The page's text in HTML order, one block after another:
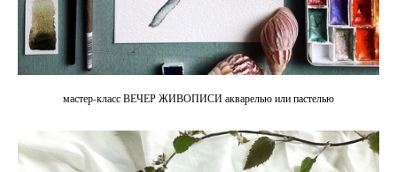
мастер-класс ВЕЧЕР ЖИВОПИСИ акварелью или пастелью